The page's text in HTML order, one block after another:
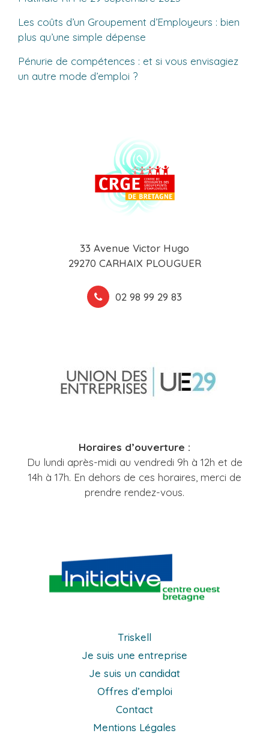
Les coûts d’un Groupement d’Employeurs : bien
plus qu’une simple dépense
Pénurie de compétences : et si vous envisagiez
un autre mode d’emploi ?
33 Avenue Victor Hugo
29270 CARHAIX PLOUGUER
02 98 99 29 83
Horaires d’ouverture :
Du lundi après-midi au vendredi 9h à 12h et de
14h à 17h. En dehors de ces horaires, merci de
prendre rendez-vous.
Triskell
Je suis une entreprise
Je suis un candidat
Offres d’emploi
Contact
Mentions Légales